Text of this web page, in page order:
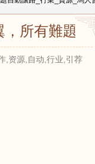
所有難題自
,资源,自动,行业,引荐